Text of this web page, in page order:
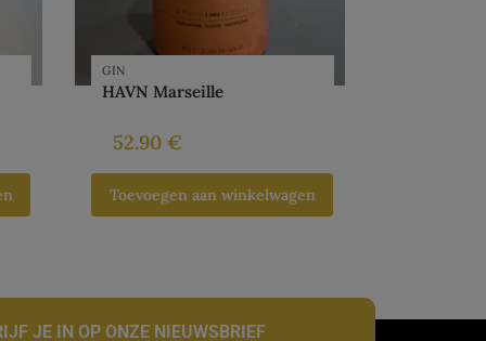
GIN
HAVN Marseille
52.90 €
Toevoegen aan winkelwagen
JE IN OP ONZE NIEUWSBRIEF